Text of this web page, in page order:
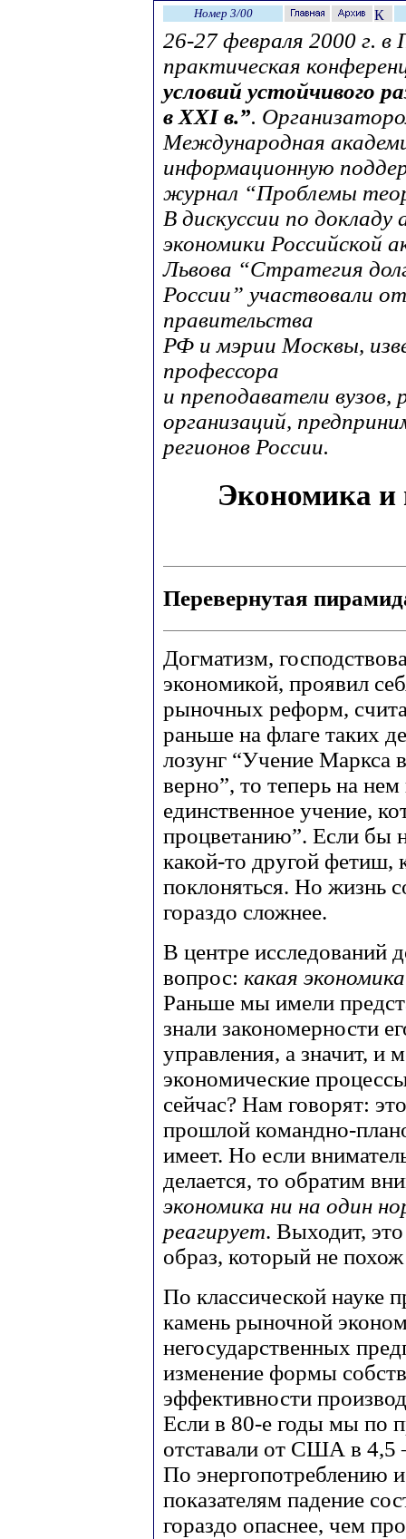
Номер 3/00
26-27 февраля 2000 г. в
практическая
условий устойчивого
в XXI в.”.
Международная
информационную
журнал “Проблемы
В дискуссии по
экономики Российской
Львова “Стратегия
России” участвовали
правительства
РФ и мэрии Москвы,
профессора
и преподаватели
организаций,
регионов России.
Экономика
Перевернутая
Догматизм,
экономикой, проявил
рыночных реформ,
раньше на флаге таких
лозунг “Учение Маркса
верно”, то теперь на
единственное учение,
процветанию”. Если бы
какой-то другой фетиш,
поклоняться. Но жизнь
гораздо сложнее.
В центре исследований
вопрос: какая
Раньше мы имели
знали закономерности
управления, а значит, и
экономические
сейчас? Нам говорят:
прошлой командно-
имеет. Но если
делается, то обратим
экономика ни на один
реагирует. Выходит,
образ, который не
По классической науке
камень рыночной
негосударственных
изменение формы
эффективности
Если в 80-е годы мы по
отставали от США в 4,5
По энергопотреблению
показателям падение
гораздо опаснее, чем